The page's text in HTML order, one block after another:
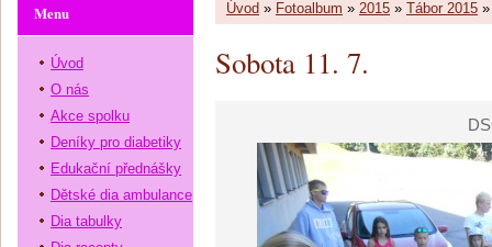
Úvod » Fotoalbum » 2015 » Tábor 2015
Sobota 11. 7.
Menu
Úvod
O nás
Akce spolku
Deníky pro diabetiky
Edukační přednášky
Dětské dia ambulance
Dia tabulky